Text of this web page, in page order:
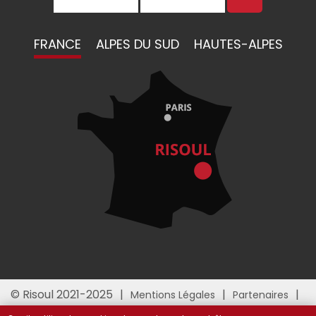
FRANCE ALPES DU SUD HAUTES-ALPES
© Risoul 2021-2025 Mentions Légales
Partenaires
Gestion des cookies